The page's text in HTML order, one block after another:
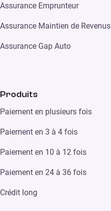
Assurance Emprunteur
Assurance Maintien de Revenus
Assurance Gap Auto
Produits
Paiement en plusieurs fois
Paiement en 3 à 4 fois
Paiement en 10 à 12 fois
Paiement en 24 à 36 fois
Crédit long